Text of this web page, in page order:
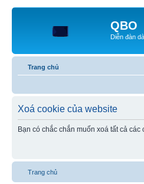
QBO
Diễn đàn
Trang chủ
Xoá cookie của website
Bạn có chắc chắn muốn xoá tất cả
Trang chủ